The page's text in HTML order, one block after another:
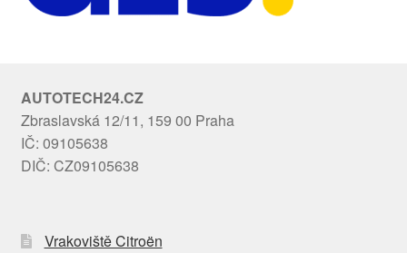
AUTOTECH24.CZ
Zbraslavská 12/11, 159 00 Praha
IČ: 09105638
DIČ: CZ09105638
Vrakoviště Citroën